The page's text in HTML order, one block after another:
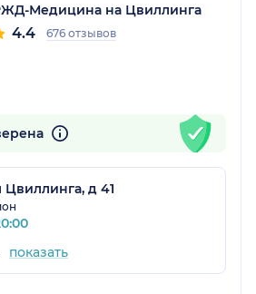
Медицина на Цвиллинга
4.4 676 отзывов
Цвиллинга, д 41
показать